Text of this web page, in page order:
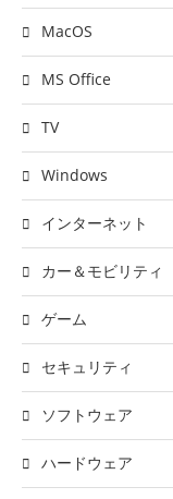
MacOS
MS Office
TV
Windows
インターネット
カー＆モビリティ
ゲーム
セキュリティ
ソフトウェア
ハードウェア